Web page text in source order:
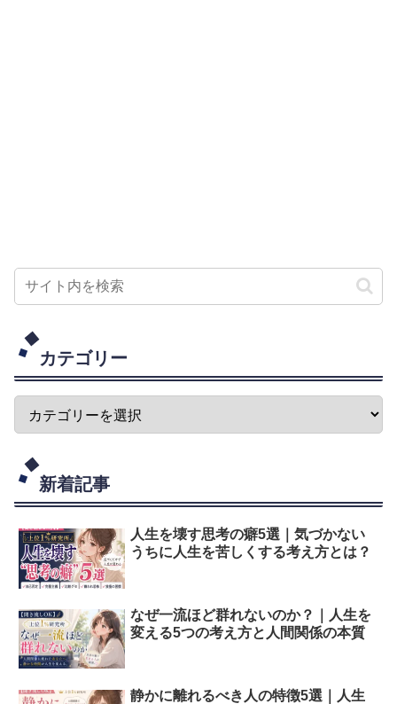
カテゴリー
新着記事
人生を壊す思考の癖5選｜気づかない
うちに人生を苦しくする考え方とは？
なぜ一流ほど群れないのか？｜人生を
変える5つの考え方と人間関係の本質
静かに離れるべき人の特徴5選｜人生